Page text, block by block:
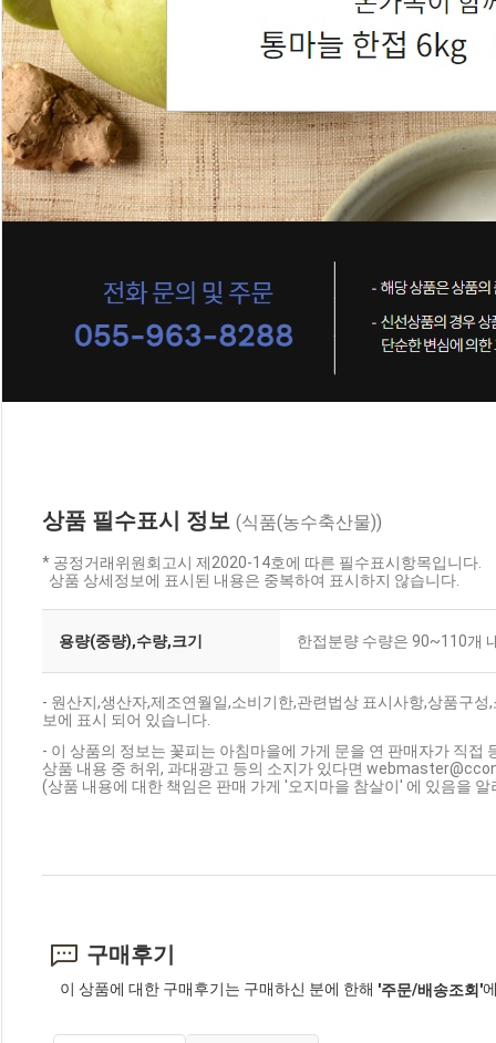
상품 필수표시 정보 (식품(농수축산물))
* 공정거래위원회고시 제2020-14호에 따른 필수표시항목입니다.
상품 상세정보에 표시된 내용은 중복하여 표시하지 않습니다.
용량(중량),수량,크기 한접분량 수량은 90~110개
- 원산지,생산자,제조연월일,소비기한,관련법상 표시사항,상품구
보에 표시 되어 있습니다.
- 이 상품의 정보는 꽃피는 아침마을에 가게 문을 연 판매자가 직접
상품 내용 중 허위, 과대광고 등의 소지가 있다면
(상품 내용에 대한 책임은 판매 가게 '오지마을 참살이' 에 있음을 알
구매후기
이 상품에 대한 구매후기는 구매하신 분에 한해 '주문/배송조회'